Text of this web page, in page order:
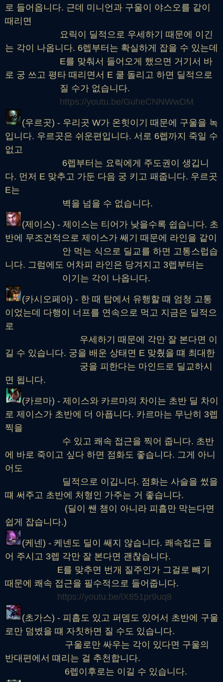
로 들어옵니다. 근데 미니언과 구울이 야스오를 같이
때리면
요릭이 딜적으로 우세하기 때문에 이긴
는 각이 나옵니다. 6렙부터는 확실하게 잡을 수 있는데
E를 맞춰서 들어오게 했으면 거기서 바
로 궁 쓰고 평타 때리면서 E 쿨 돌리고 하면 딜적으로
질 수가 없습니다.
https://youtu.be/GuheCNNWwDM
(우르곳) - 우리곳 W가 온힛이기 때문에 구울을 녹
입니다. 우르곳은 쉬운편입니다. 서로 6렙까지 죽일 수
없고
6렙부터는 요릭에게 주도권이 생깁니
다. 먼저 E 맞추고 가둔 다음 궁 키고 패줍니다. 우르곳
E는
벽을 넘을 수 없습니다.
(제이스) - 제이스는 티어가 낮을수록 쉽습니다. 초
반에 무조건적으로 제이스가 쌔기 때문에 라인을 같이
안 먹는 식으로 딜교를 하면 고통스럽습
니다. 그럼에도 어차피 라인은 당겨지고 3렙부터는
이기는 각이 나옵니다.
(카시오페아) - 한 때 탑에서 유행할 떄 엄청 고통
이었는데 다행이 너프를 연속으로 먹고 지금은 딜적으
로
우세하기 때문에 각만 잘 본다면 이
길 수 있습니다. 궁을 배운 상태면 E 맞췄을 떄 최대한
궁을 피한다는 마인드로 딜교하시
면 됩니다.
(카르마) - 제이스와 카르마의 차이는 초반 딜 차이
로 제이스가 초반에 더 아픕니다. 카르마는 무난히 3렙
찍을
수 있고 쾌속 접근을 찍어 줍니다. 초반
에 바로 죽이고 싶다 하면 점화도 좋습니다. 그게 아니
어도
딜적으로 이깁니다. 점화는 사슬을 썼을
떄 써주고 초반에 처형인 가주는 거 좋습니다.
(딜이 쌘 챔이 아니라 피흡만 막는다면
쉽게 잡습니다.)
(케넨) - 케넨도 딜이 쌔지 않습니다. 쾌속접근 들
어 주시고 3렙 각만 잘 본다면 괜찮습니다.
E를 맞추면 번개 질주인가 그걸로 뺴기
때문에 쾌속 접근을 필수적으로 들어줍니다.
https://youtu.be/iX851pr9uq8
(초가스) - 피흡도 있고 퍼뎀도 있어서 초반에 구울
로만 덤볐을 떄 자칫하면 질 수도 있습니다.
구울로만 싸우는 각이 있다면 구울의
반대편에서 떄리는 걸 추천합니다.
6렙이후로는 이길 수 있습니다.